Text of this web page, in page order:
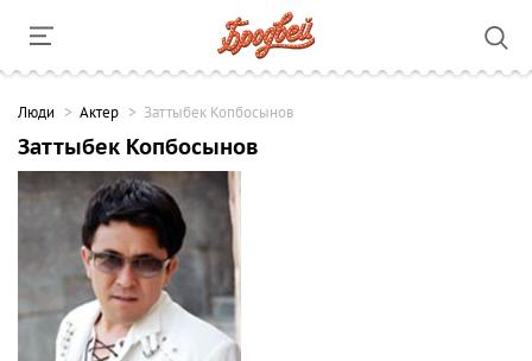
Люди Актер Заттыбек Копбосынов
Заттыбек Копбосынов